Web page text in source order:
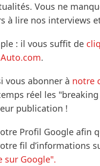
Vous ne
à lire nos interviews
: il vous suffit de
.
vous abonner à notre
réel les
publication !
Profil Google afin
fil d’informations
sur Google".